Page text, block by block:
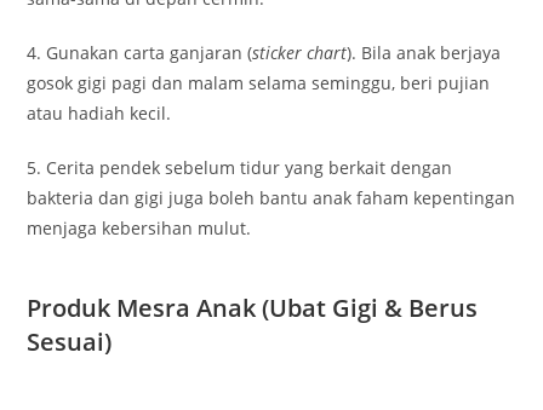
4. Gunakan carta ganjaran (sticker chart). Bila anak berjaya
gosok gigi pagi dan malam selama seminggu, beri pujian
atau hadiah kecil.
5. Cerita pendek sebelum tidur yang berkait dengan
bakteria dan gigi juga boleh bantu anak faham kepentingan
menjaga kebersihan mulut.
Produk Mesra Anak (Ubat Gigi & Berus
Sesuai)